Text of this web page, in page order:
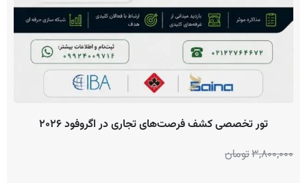
تور تخصصی کشف فرصت‌های تجاری در اگروفود ۲۰۲۶
تومان3,800,000